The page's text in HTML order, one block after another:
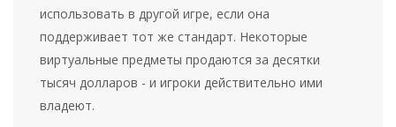
использовать в другой игре, если она
поддерживает тот же стандарт. Некоторые
виртуальные предметы продаются за десятки
тысяч долларов - и игроки действительно ими
владеют.